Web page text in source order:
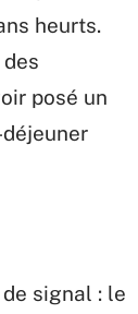
heurts.
posé un
signal : le